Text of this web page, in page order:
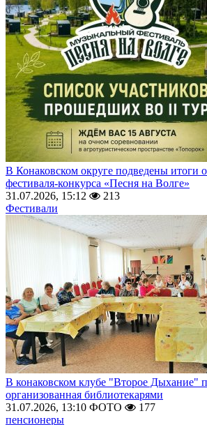
В Конаковском округе подведены итоги
фестиваля-конкурса «Песня на Волге»
31.07.2026, 15:12
213
Фестивали
В конаковском клубе "Второе Дыхание"
организованная библиотекарями
31.07.2026, 13:10 ФОТО
177
пенсионеры